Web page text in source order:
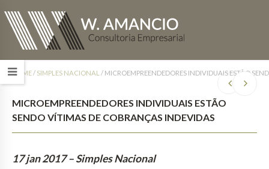
HOME/ SIMPLES NACIONAL / MICROEMPREENDEDORES INDIVIDUAIS ESTÃO
MICROEMPREENDEDORES INDIVIDUAIS ESTÃO
SENDO VÍTIMAS DE COBRANÇAS INDEVIDAS
17 jan 2017 – Simples Nacional